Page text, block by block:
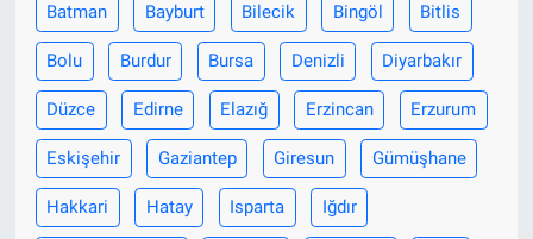
Batman Bayburt Bilecik Bingöl Bitlis
Bolu Burdur Bursa Denizli Diyarbakır
Düzce Edirne Elazığ Erzincan Erzurum
Eskişehir Gaziantep Giresun Gümüşhane
Hakkari Hatay Isparta Iğdır
Nöbetçi Eczaneler